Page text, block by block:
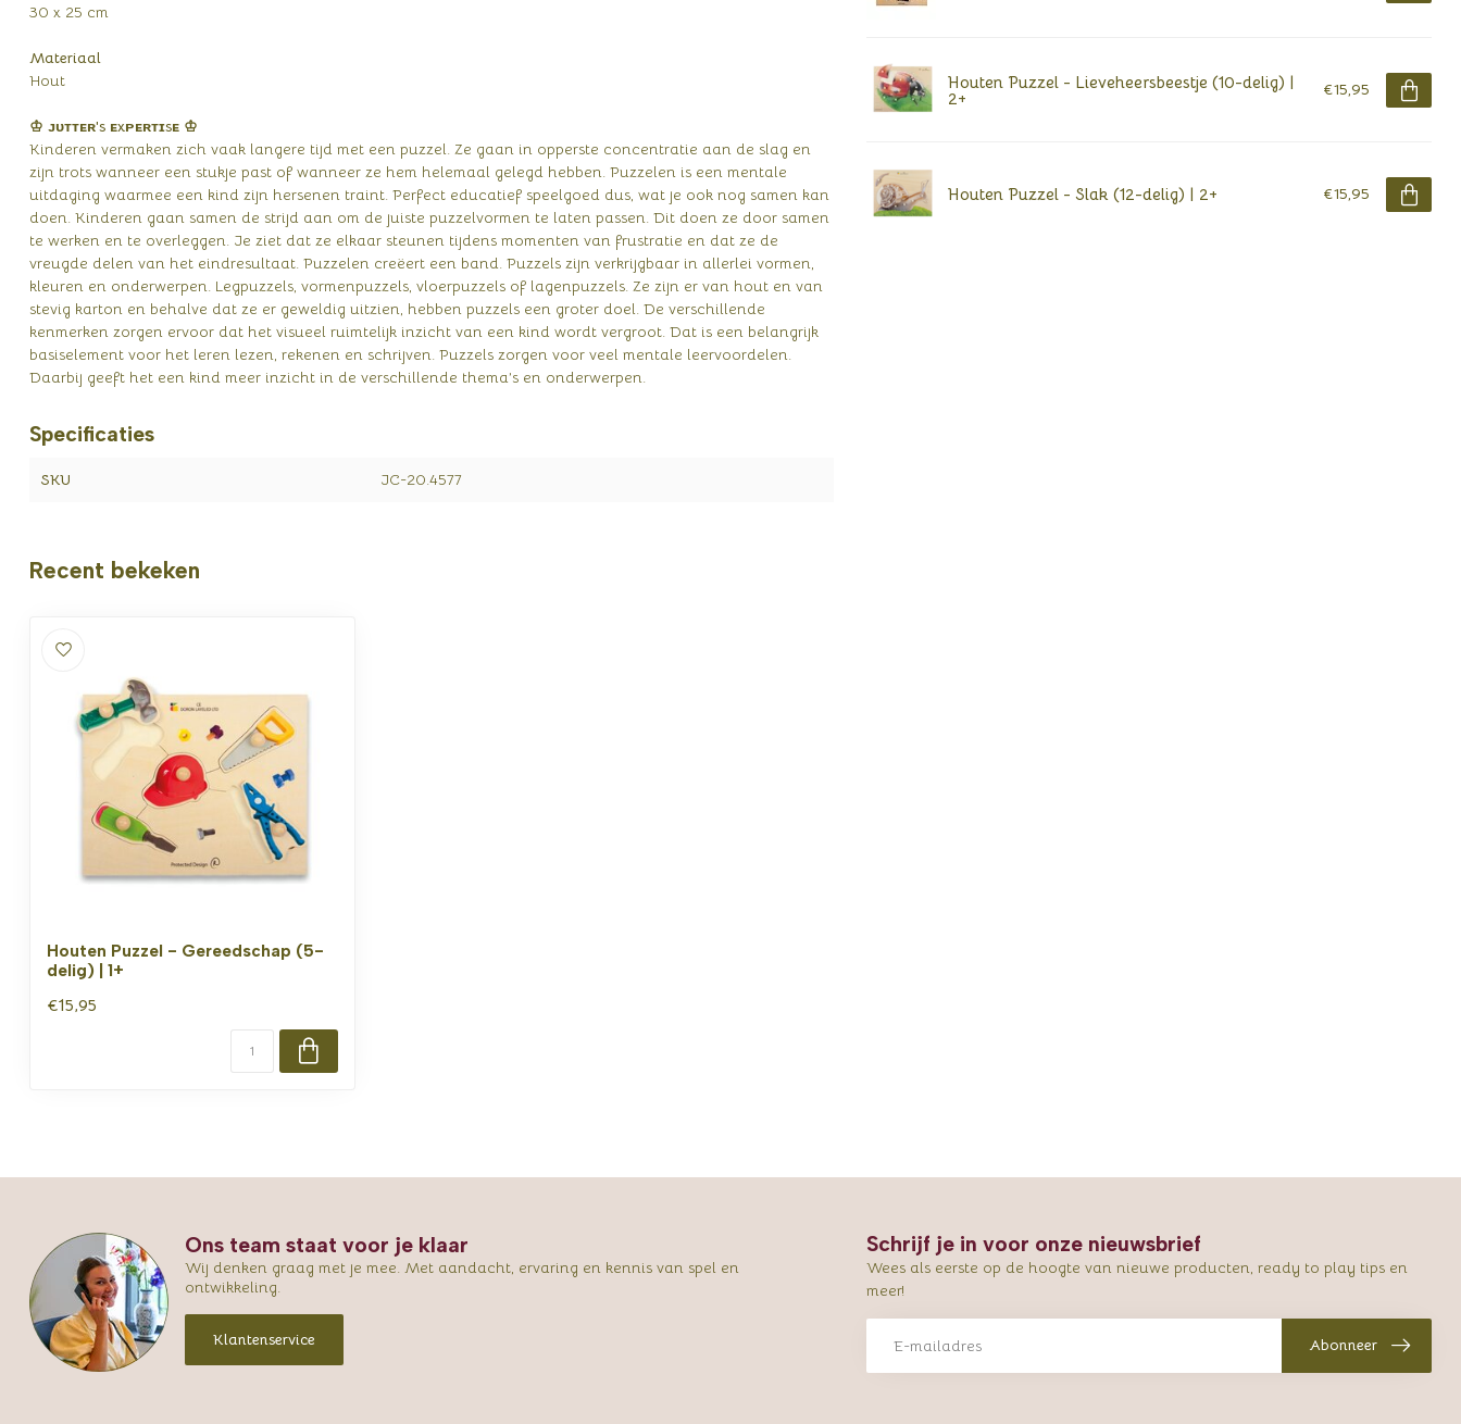
30 x 25 cm
Materiaal
Hout
♔ ᴊᴜᴛᴛᴇʀ's ᴇxᴘᴇʀᴛɪsᴇ ♔
Kinderen vermaken zich vaak langere tijd met een puzzel. Ze gaan in opperste concentratie aan de slag en
zijn trots wanneer een stukje past of wanneer ze hem helemaal gelegd hebben. Puzzelen is een mentale
uitdaging waarmee een kind zijn hersenen traint. Perfect educatief speelgoed dus, wat je ook nog samen kan
doen. Kinderen gaan samen de strijd aan om de juiste puzzelvormen te laten passen. Dit doen ze door samen
te werken en te overleggen. Je ziet dat ze elkaar steunen tijdens momenten van frustratie en dat ze de
vreugde delen van het eindresultaat. Puzzelen creëert een band. Puzzels zijn verkrijgbaar in allerlei vormen,
kleuren en onderwerpen. Legpuzzels, vormenpuzzels, vloerpuzzels of lagenpuzzels. Ze zijn er van hout en van
stevig karton en behalve dat ze er geweldig uitzien, hebben puzzels een groter doel. De verschillende
kenmerken zorgen ervoor dat het visueel ruimtelijk inzicht van een kind wordt vergroot. Dat is een belangrijk
basiselement voor het leren lezen, rekenen en schrijven. Puzzels zorgen voor veel mentale leervoordelen.
Daarbij geeft het een kind meer inzicht in de verschillende thema’s en onderwerpen.
Specificaties
SKU JC-20.4577
Houten Puzzel - Lieveheersbeestje (10-delig) |
2+ €15,95
Houten Puzzel - Slak (12-delig) | 2+ €15,95
Recent bekeken
Houten Puzzel - Gereedschap (5-
delig) | 1+
€15,95
Ons team staat voor je klaar
Wij denken graag met je mee. Met aandacht, ervaring en kennis van spel en
ontwikkeling.
Klantenservice
Schrijf je in voor onze nieuwsbrief
Wees als eerste op de hoogte van nieuwe producten, ready to play tips en
meer!
Abonneer